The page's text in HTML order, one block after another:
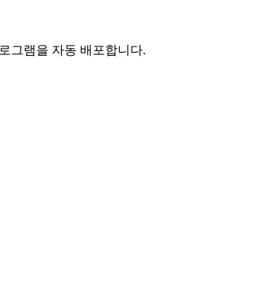
그램을 자동 배포합니다.